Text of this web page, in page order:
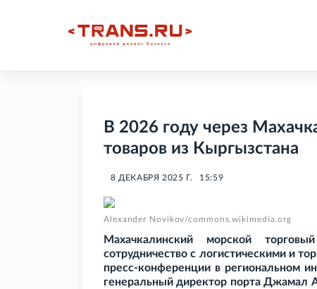
В 2026 году через
товаров из Кыргызстана
8 ДЕКАБРЯ 2025 Г. 15:59
Alexander Novikov/commons.wikimedia.org
Махачкалинский морской
сотрудничество с логистическими и
пресс-конференции в региональном
генеральный директор порта Джамал